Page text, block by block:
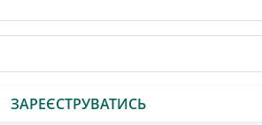
ЗАРЕЄСТРУВАТИСЬ